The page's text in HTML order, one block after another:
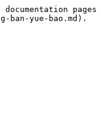
yue-bao.md).